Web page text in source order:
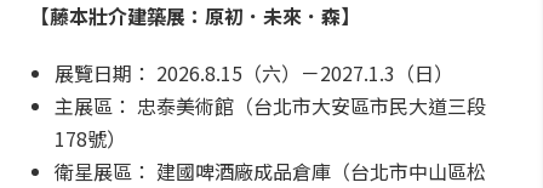
【藤本壯介建築展：原初．未來．森】
展覽日期： 2026.8.15（六）－2027.1.3（日）
主展區： 忠泰美術館（台北市大安區市民大道三段
178號）
衛星展區： 建國啤酒廠成品倉庫（台北市中山區松